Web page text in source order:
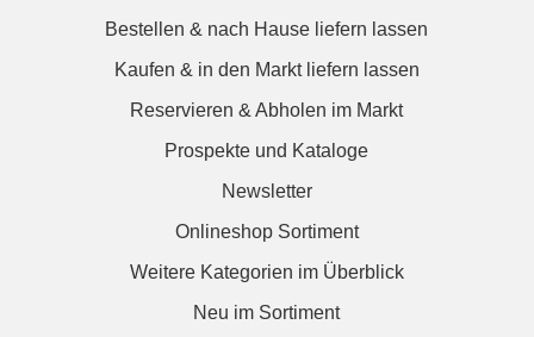
Bestellen & nach Hause liefern lassen
Kaufen & in den Markt liefern lassen
Reservieren & Abholen im Markt
Prospekte und Kataloge
Newsletter
Onlineshop Sortiment
Weitere Kategorien im Überblick
Neu im Sortiment